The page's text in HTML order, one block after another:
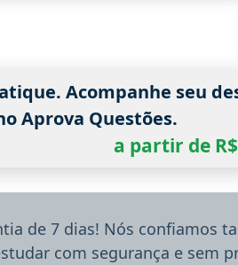
Acompanhe seu
Aprova Questões.
a partir de
de 7 dias! Nós confiamos
com segurança e sem